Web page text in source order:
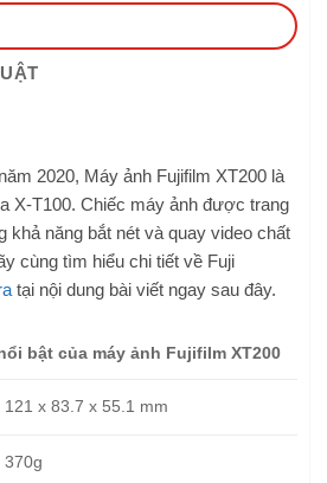
2020, Máy ảnh Fujifilm XT200 là
X-T100. Chiếc máy ảnh được trang
khả năng bắt nét và quay video chất
cùng tìm hiểu chi tiết về Fuji
tại nội dung bài viết ngay sau đây.
bật của máy ảnh Fujifilm XT200
121 x 83.7 x 55.1 mm
370g